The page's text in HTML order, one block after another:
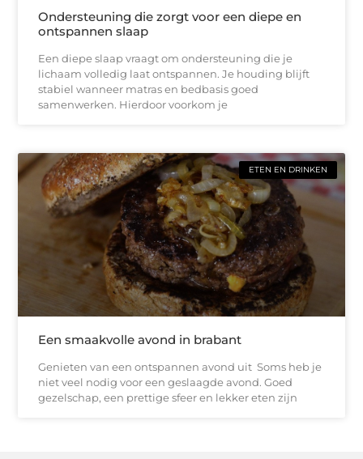
Ondersteuning die zorgt voor een diepe en
ontspannen slaap
Een diepe slaap vraagt om ondersteuning die je
lichaam volledig laat ontspannen. Je houding blijft
stabiel wanneer matras en bedbasis goed
samenwerken. Hierdoor voorkom je
ETEN EN DRINKEN
Een smaakvolle avond in brabant
Genieten van een ontspannen avond uit Soms heb je
niet veel nodig voor een geslaagde avond. Goed
gezelschap, een prettige sfeer en lekker eten zijn